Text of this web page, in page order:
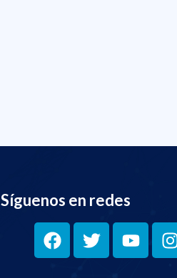
Síguenos en redes